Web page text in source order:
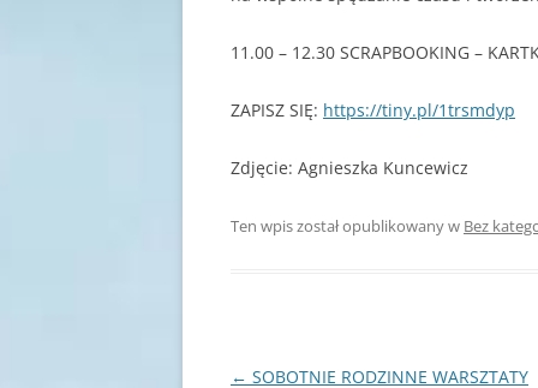
11.00 – 12.30 SCRAPBOOKING –
ZAPISZ SIĘ: https://tiny.pl/1trsmdyp
Zdjęcie: Agnieszka Kuncewicz
Ten wpis został opublikowany w Bez
Nawigacja
← SOBOTNIE RODZINNE WARSZTATY